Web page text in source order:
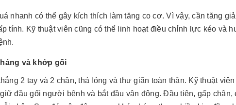
nhanh có thể gây kích thích làm tăng co cơ. Vì vậy, cần tăng
tính. Kỹ thuật viên cũng có thể linh hoạt điều chỉnh lực kéo và
và khớp gối
2 tay và 2 chân, thả lỏng và thư giãn toàn thân. Kỹ thuật
đầu gối người bệnh và bắt đầu vận động. Đầu tiên, gấp chân,